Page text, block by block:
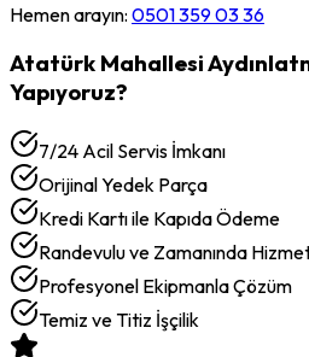
Hemen arayın: 0501 359 03 36
Atatürk Mahallesi
Yapıyoruz?
7/24 Acil Servis İmkanı
Orijinal Yedek Parça
Kredi Kartı ile Kapıda Ödeme
Randevulu ve Zamanında
Profesyonel Ekipmanla Çözüm
Temiz ve Titiz İşçilik